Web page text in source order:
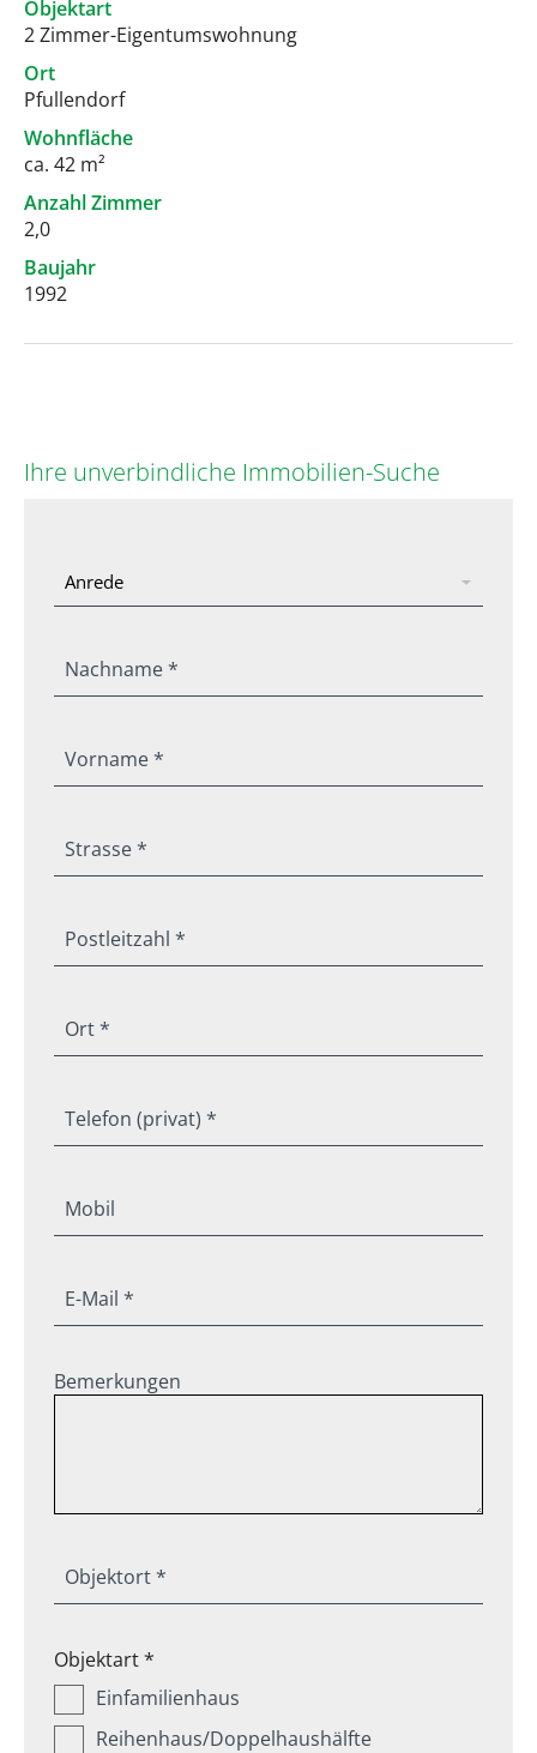
Objektart
2 Zimmer-Eigentumswohnung
Ort
Pfullendorf
Wohnfläche
ca. 42 m²
Anzahl Zimmer
2,0
Baujahr
1992
Ihre unverbindliche Immobilien-Suche
Nachname *
Vorname *
Strasse *
Postleitzahl *
Ort *
Telefon (privat) *
Mobil
E-Mail *
Bemerkungen
Objektort *
Objektart *
Einfamilienhaus
Reihenhaus/Doppelhaushälfte